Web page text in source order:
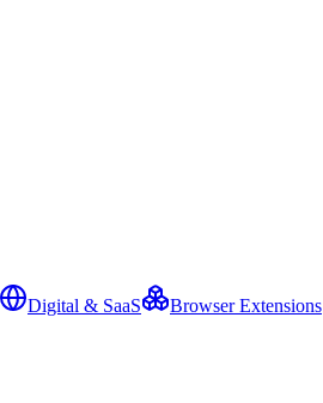
Digital & SaaS Browser Extensions